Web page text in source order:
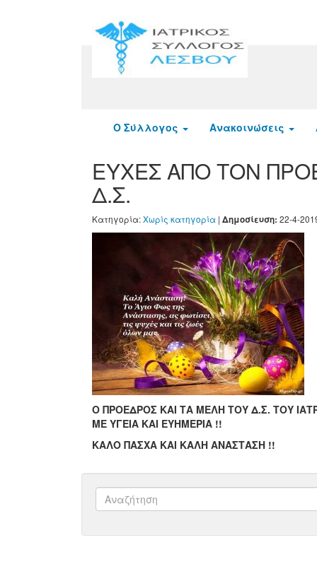
Ο Σύλλογος Ανακοινώσεις
ΕΥΧΕΣ ΑΠΟ ΤΟΝ
Δ.Σ.
Κατηγορία:Χωρίς κατηγορία | Δημοσίευση: 22-4-
Ο ΠΡΟΕΔΡΟΣ ΚΑΙ ΤΑ ΜΕΛΗ ΤΟΥ Δ.Σ. ΤΟΥ
ΜΕ ΥΓΕΙΑ ΚΑΙ ΕΥΗΜΕΡΙΑ !!
ΚΑΛΟ ΠΑΣΧΑ ΚΑΙ ΚΑΛΗ ΑΝΑΣΤΑΣΗ !!